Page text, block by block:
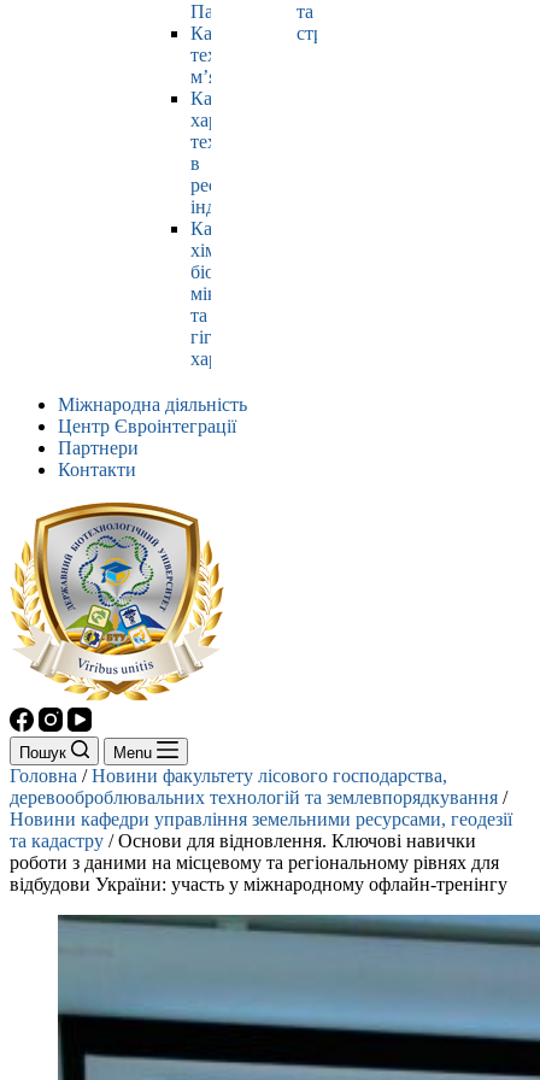
Павлюк
Кафедра
технології
м’яса
Кафедра
харчових
технологій
в
ресторанній
індустрії
Кафедра
хімії,
біохімії,
мікробіології
та
гігієни
харчування
та
страхування
Міжнародна діяльність
Центр Євроінтеграції
Партнери
Контакти
Пошук Menu
Головна /Новини факультету лісового господарства,
деревооброблювальних технологій та землевпорядкування /
Новини кафедри управління земельними ресурсами, геодезії
та кадастру /Основи для відновлення. Ключові навички
роботи з даними на місцевому та регіональному рівнях для
відбудови України: участь у міжнародному офлайн-тренінгу